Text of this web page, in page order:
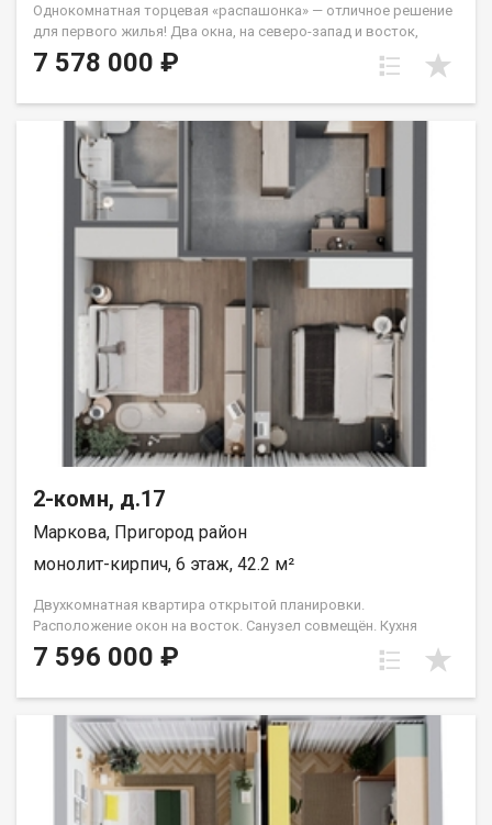
Однокомнатная торцевая «распашонка» — отличное решение
для первого жилья! Два окна, на северо-запад и восток,
которые легко справятся с задачей обеспечивать вас
солнечным светом на протяжение всего дня. Из спальни
7 578 000 ₽
2-комн, д.17
Маркова, Пригород район
монолит-кирпич, 6 этаж, 42.2 м²
Двухкомнатная квартира открытой планировки.
Расположение окон на восток. Санузел совмещён. Кухня
выделена в нишу. Идеальное решение для первого жилья или
в качестве инвестиций. Прекрасно подойдет молодой семье
7 596 000 ₽